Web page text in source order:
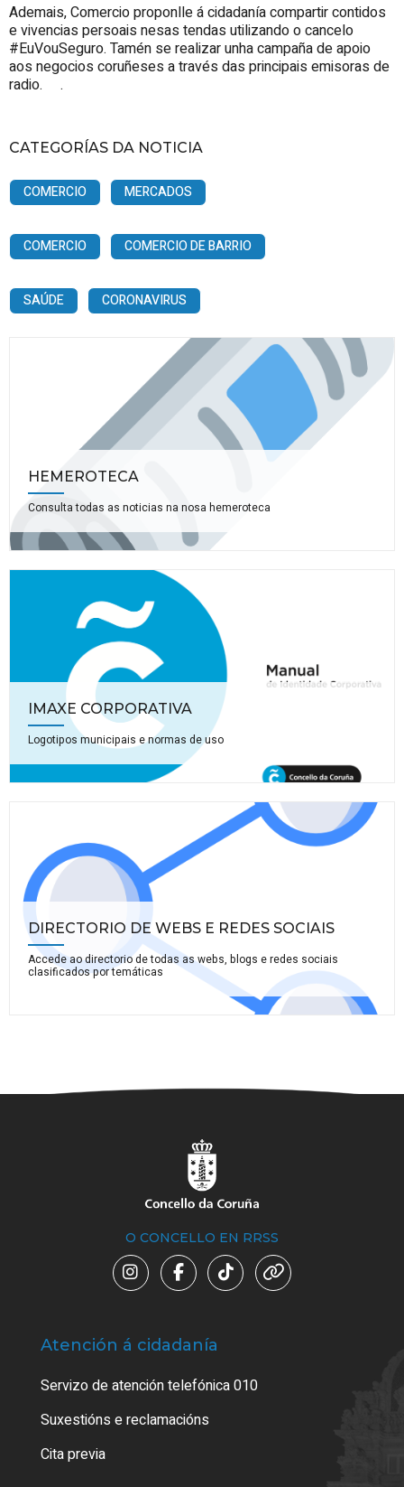
Ademais, Comercio proponlle á cidadanía compartir contidos
e vivencias persoais nesas tendas utilizando o cancelo
#EuVouSeguro. Tamén se realizar unha campaña de apoio
aos negocios coruñeses a través das principais emisoras de
radio. .
CATEGORÍAS DA NOTICIA
COMERCIO MERCADOS
COMERCIO COMERCIO DE BARRIO
SAÚDE CORONAVIRUS
HEMEROTECA
Consulta todas as noticias na nosa hemeroteca
IMAXE CORPORATIVA
Logotipos municipais e normas de uso
DIRECTORIO DE WEBS E REDES SOCIAIS
Accede ao directorio de todas as webs, blogs e redes sociais
clasificados por temáticas
O CONCELLO EN RRSS
Atención á cidadanía
Servizo de atención telefónica 010
Suxestións e reclamacións
Cita previa